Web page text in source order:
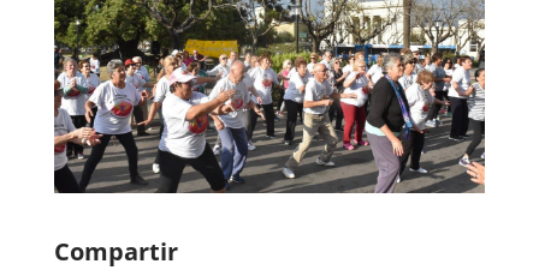
Compartir